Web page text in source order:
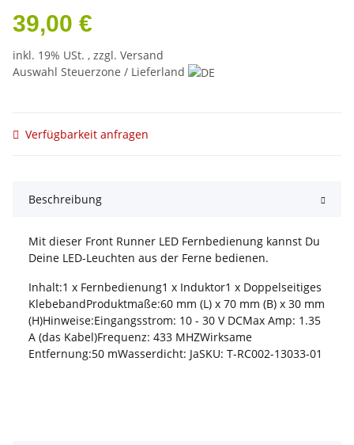
39,00 €
inkl. 19% USt. , zzgl. Versand
Auswahl Steuerzone / Lieferland
Verfügbarkeit anfragen
Beschreibung
Mit dieser Front Runner LED Fernbedienung kannst Du
Deine LED-Leuchten aus der Ferne bedienen.
Inhalt:1 x Fernbedienung1 x Induktor1 x Doppelseitiges
KlebebandProduktmaße:60 mm (L) x 70 mm (B) x 30 mm
(H)Hinweise:Eingangsstrom: 10 - 30 V DCMax Amp: 1.35
A (das Kabel)Frequenz: 433 MHZWirksame
Entfernung:50 mWasserdicht: JaSKU: T-RC002-13033-01